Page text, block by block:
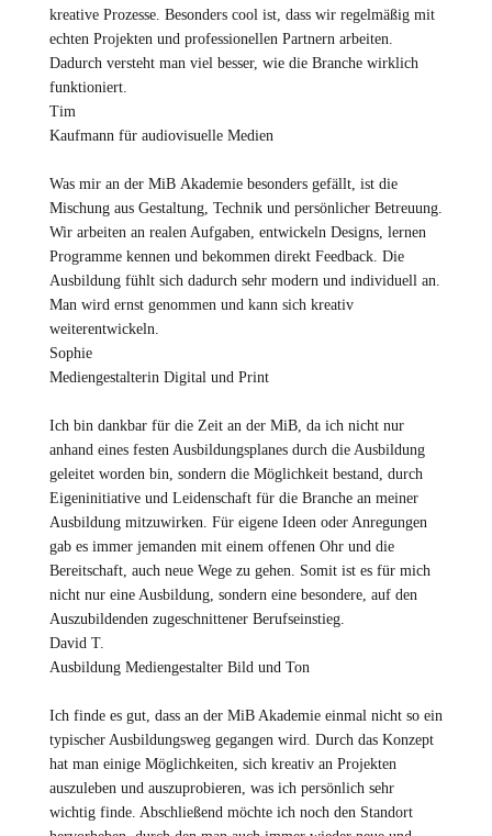
kreative Prozesse. Besonders cool ist, dass wir regelmäßig mit
echten Projekten und professionellen Partnern arbeiten.
Dadurch versteht man viel besser, wie die Branche wirklich
funktioniert.
Tim
Kaufmann für audiovisuelle Medien
Was mir an der MiB Akademie besonders gefällt, ist die
Mischung aus Gestaltung, Technik und persönlicher Betreuung.
Wir arbeiten an realen Aufgaben, entwickeln Designs, lernen
Programme kennen und bekommen direkt Feedback. Die
Ausbildung fühlt sich dadurch sehr modern und individuell an.
Man wird ernst genommen und kann sich kreativ
weiterentwickeln.
Sophie
Mediengestalterin Digital und Print
Ich bin dankbar für die Zeit an der MiB, da ich nicht nur
anhand eines festen Ausbildungsplanes durch die Ausbildung
geleitet worden bin, sondern die Möglichkeit bestand, durch
Eigeninitiative und Leidenschaft für die Branche an meiner
Ausbildung mitzuwirken. Für eigene Ideen oder Anregungen
gab es immer jemanden mit einem offenen Ohr und die
Bereitschaft, auch neue Wege zu gehen. Somit ist es für mich
nicht nur eine Ausbildung, sondern eine besondere, auf den
Auszubildenden zugeschnittener Berufseinstieg.
David T.
Ausbildung Mediengestalter Bild und Ton
Ich finde es gut, dass an der MiB Akademie einmal nicht so ein
typischer Ausbildungsweg gegangen wird. Durch das Konzept
hat man einige Möglichkeiten, sich kreativ an Projekten
auszuleben und auszuprobieren, was ich persönlich sehr
wichtig finde. Abschließend möchte ich noch den Standort